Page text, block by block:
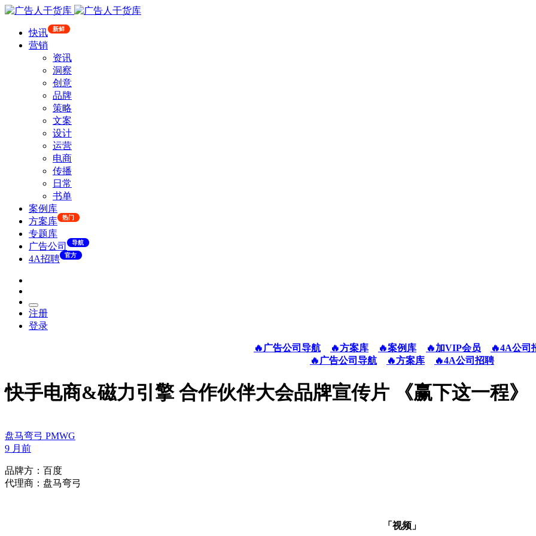
快讯 新鲜
营销
资讯
洞察
创意
品牌
策略
文案
设计
运营
电商
传播
日常
书单
案例库
方案库
热门
专题库
广告公司
导航
4A招聘 官方
注册
登录
🔥广告公司导航 🔥方案库 🔥案例库 🔥加VIP会员
🔥4A公司
🔥广告公司导航
🔥方案库 🔥4A公司招聘
快手电商&磁力引擎 合作伙伴大会品牌宣传片 《赢下这一程》
盘马弯弓 PMWG
9 月前
品牌方：百度
代理商：盘马弯弓
「视频」